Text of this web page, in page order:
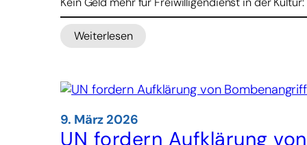
Weiterlesen
:
Jahren
internationaler
Freiwilligendienst
9. März 2026
UN fordern Aufklärung